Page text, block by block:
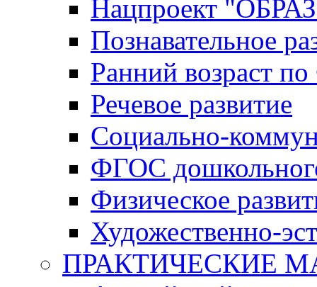
Нацпроект
Познавательное
Ранний возраст
Речевое развитие
Социально-
ФГОС
Физическое
Художественно-
ПРАКТИЧЕСКИЕ